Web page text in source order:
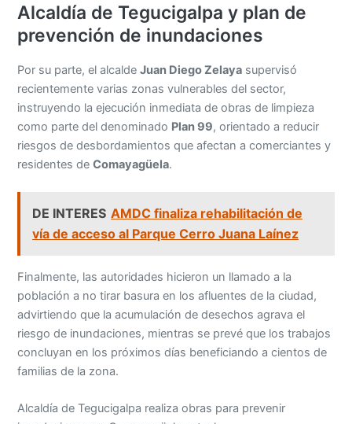
Alcaldía de Tegucigalpa y plan de
prevención de inundaciones
Por su parte, el alcaldeJuan Diego Zelaya supervisó
recientemente varias zonas vulnerables del sector,
instruyendo la ejecución inmediata de obras de limpieza
como parte del denominado Plan 99, orientado a reducir
riesgos de desbordamientos que afectan a comerciantes y
residentes deComayagüela.
DE INTERES AMDC finaliza rehabilitación de
vía de acceso al Parque Cerro Juana Laínez
Finalmente, las autoridades hicieron un llamado a la
población a no tirar basura en los afluentes de la ciudad,
advirtiendo que la acumulación de desechos agrava el
riesgo de inundaciones, mientras se prevé que los trabajos
concluyan en los próximos días beneficiando a cientos de
familias de la zona.
Alcaldía de Tegucigalpa realiza obras para prevenir